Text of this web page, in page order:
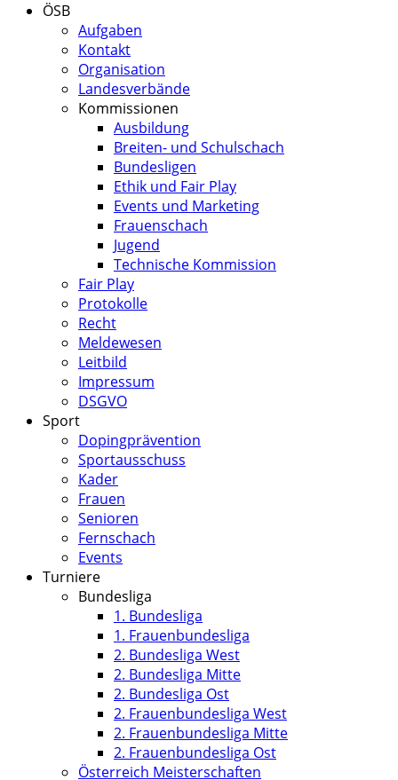
ÖSB
Aufgaben
Kontakt
Organisation
Landesverbände
Kommissionen
Ausbildung
Breiten- und Schulschach
Bundesligen
Ethik und Fair Play
Events und Marketing
Frauenschach
Jugend
Technische Kommission
Fair Play
Protokolle
Recht
Meldewesen
Leitbild
Impressum
DSGVO
Sport
Dopingprävention
Sportausschuss
Kader
Frauen
Senioren
Fernschach
Events
Turniere
Bundesliga
1. Bundesliga
1. Frauenbundesliga
2. Bundesliga West
2. Bundesliga Mitte
2. Bundesliga Ost
2. Frauenbundesliga West
2. Frauenbundesliga Mitte
2. Frauenbundesliga Ost
Österreich Meisterschaften